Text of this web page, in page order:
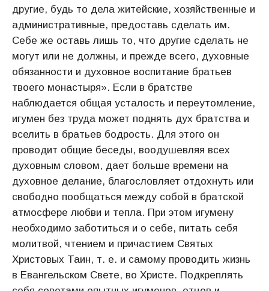
другие, будь то дела житейские, хозяйственные и
административные, предоставь сделать им.
Себе же оставь лишь то, что другие сделать не
могут или не должны, и прежде всего, духовные
обязанности и духовное воспитание братьев
твоего монастыря». Если в братстве
наблюдается общая усталость и переутомление,
игумен без труда может поднять дух братства и
вселить в братьев бодрость. Для этого он
проводит общие беседы, воодушевляя всех
духовным словом, дает больше времени на
духовное делание, благословляет отдохнуть или
свободно пообщаться между собой в братской
атмосфере любви и тепла. При этом игумену
необходимо заботиться и о себе, питать себя
молитвой, чтением и причастием Святых
Христовых Таин, т. е. и самому проводить жизнь
в Евангельском Свете, во Христе. Подкреплять